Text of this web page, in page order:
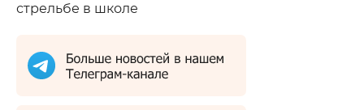
стрельбе в школе